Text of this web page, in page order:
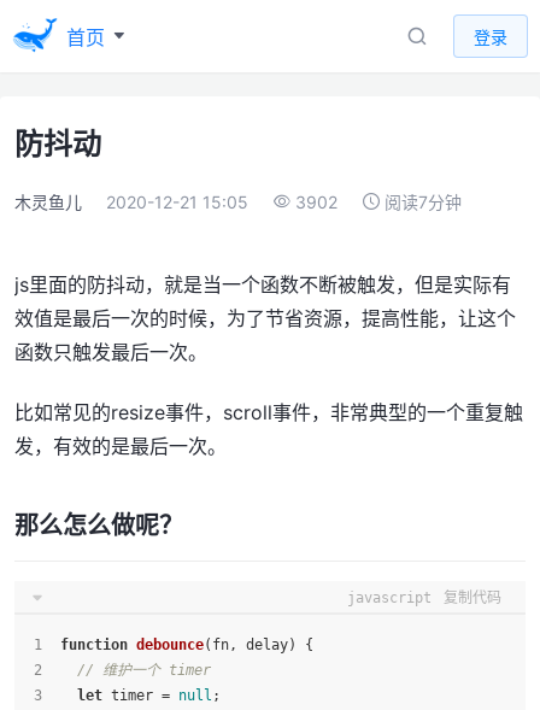
首页 登录
防抖动
木灵鱼儿 2020-12-21 15:05 3902 阅读7分钟
js里面的防抖动，就是当一个函数不断被触发，但是实际有
效值是最后一次的时候，为了节省资源，提高性能，让这个
函数只触发最后一次。
比如常见的resize事件，scroll事件，非常典型的一个重复触
发，有效的是最后一次。
那么怎么做呢？
javascript 复制代码
function debounce( fn, delay) {
// 维护一个 timer
let timer = null ;